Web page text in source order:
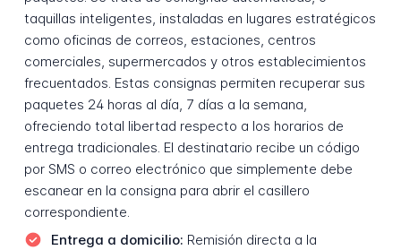
taquillas inteligentes, instaladas en lugares estratégicos
como oficinas de correos, estaciones, centros
comerciales, supermercados y otros establecimientos
frecuentados. Estas consignas permiten recuperar sus
paquetes 24 horas al día, 7 días a la semana,
ofreciendo total libertad respecto a los horarios de
entrega tradicionales. El destinatario recibe un código
por SMS o correo electrónico que simplemente debe
escanear en la consigna para abrir el casillero
correspondiente.
Entrega a domicilio: Remisión directa a la